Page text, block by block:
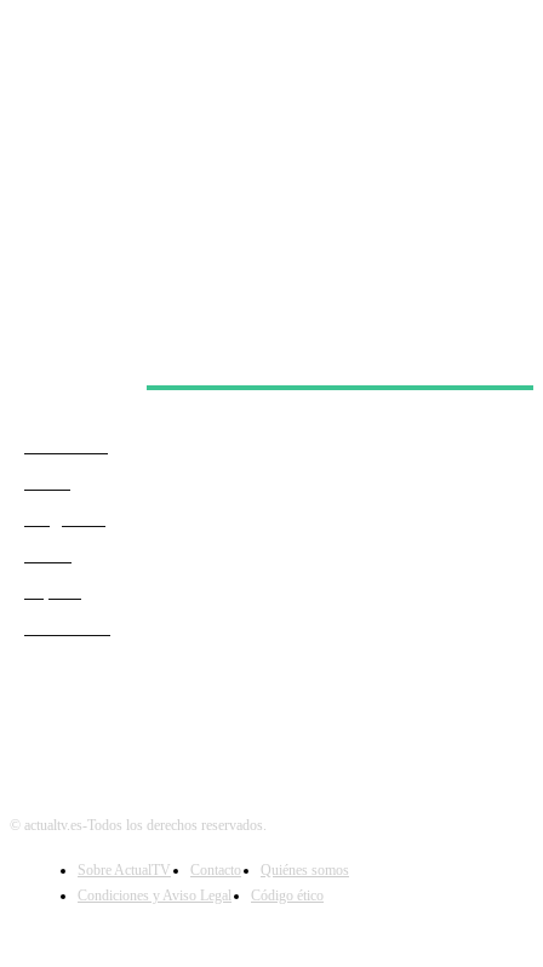
© actualtv.es-Todos los derechos reservados.
Sobre ActualTV Contacto
Quiénes somos
Condiciones y Aviso Legal
Código ético